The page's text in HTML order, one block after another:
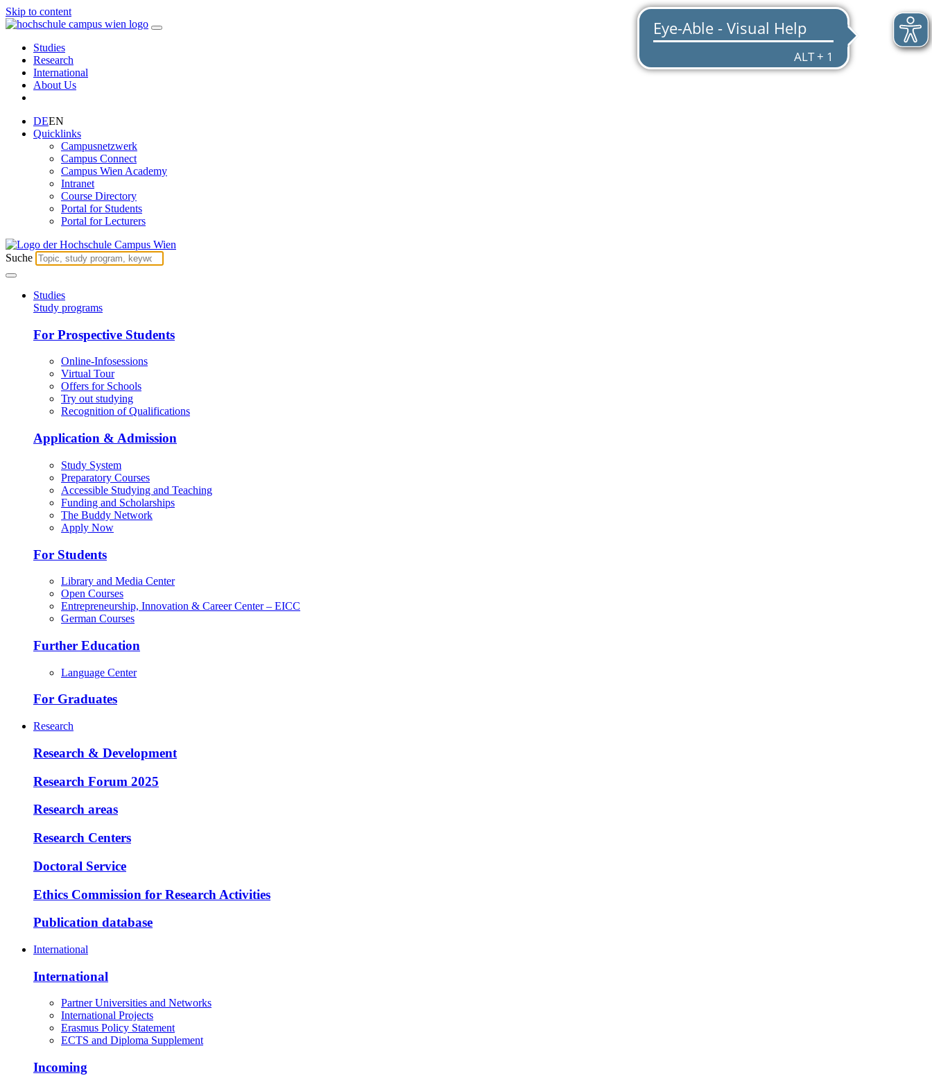
Skip to content
Studies
Research
International
About Us
DEEN
Quicklinks
Campusnetzwerk
Campus Connect
Campus Wien Academy
Intranet
Course Directory
Portal for Students
Portal for Lecturers
Suche
Studies
Study programs
For Prospective Students
Online-Infosessions
Virtual Tour
Offers for Schools
Try out studying
Recognition of Qualifications
Application & Admission
Study System
Preparatory Courses
Accessible Studying and Teaching
Funding and Scholarships
The Buddy Network
Apply Now
For Students
Library and Media Center
Open Courses
Entrepreneurship, Innovation & Career Center – EICC
German Courses
Further Education
Language Center
For Graduates
Research
Research & Development
Research Forum 2025
Research areas
Research Centers
Doctoral Service
Ethics Commission for Research Activities
Publication database
International
International
Partner Universities and Networks
International Projects
Erasmus Policy Statement
ECTS and Diploma Supplement
Incoming